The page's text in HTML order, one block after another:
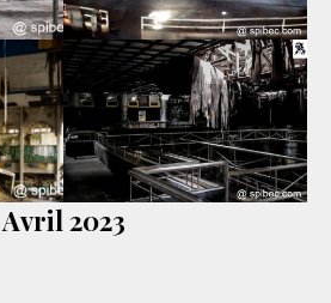
Avril 2023